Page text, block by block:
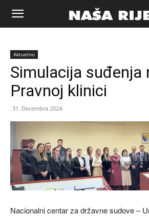
Naša
riječ
Aktuelno
Simulacija suđenja
Pravnoj klinici
31. Decembra 2024.
Nacionalni centar za državne sudove –